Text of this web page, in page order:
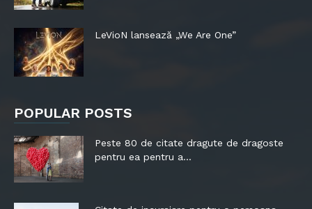
LeVioN lansează „We Are One”
POPULAR POSTS
Peste 80 de citate dragute de dragoste
pentru ea pentru a...